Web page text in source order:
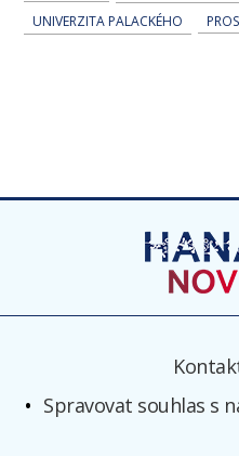
UNIVERZITA PALACKÉHO
Spravovat souhlas s